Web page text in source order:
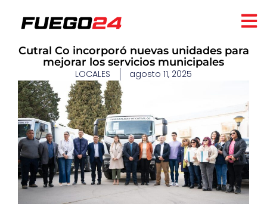
Cutral Co incorporó nuevas unidades para
mejorar los servicios municipales
LOCALES agosto 11, 2025